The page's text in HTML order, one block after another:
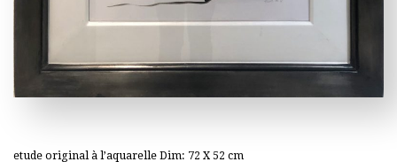
etude original à l’aquarelle Dim: 72 X 52 cm